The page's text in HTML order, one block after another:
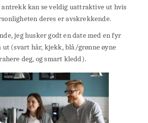
kan se veldig uattraktive ut hvis
deres er avskrekkende.
jeg husker godt en date med en fyr
ut (svart hår, kjekk, blå/grønne øyne
deg, og smart kledd).